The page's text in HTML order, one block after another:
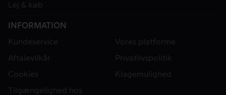
Lej & køb
INFORMATION
Kundeservice
Vores platforme
Aftalevilkår
Privatlivspolitik
Cookies
Klagemulighed
Tilgængelighed hos